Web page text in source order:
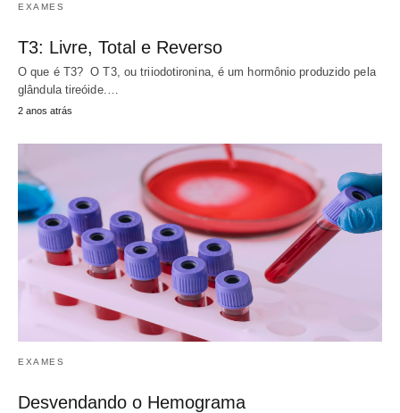
EXAMES
T3: Livre, Total e Reverso
O que é T3? O T3, ou triiodotironina, é um hormônio produzido pela
glândula tireóide.…
2 anos atrás
EXAMES
Desvendando o Hemograma